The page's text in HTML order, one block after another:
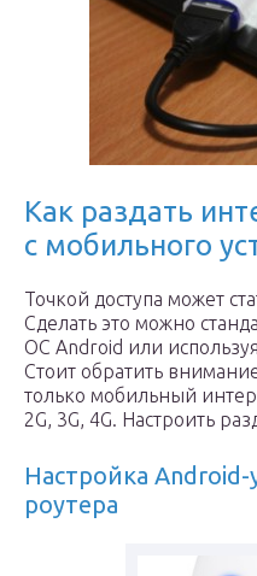
Как раздать
с мобильного
Точкой доступа может
Сделать это можно
ОС Android или
Стоит обратить
только мобильный
2G, 3G, 4G. Настроить
Настройка Android-
роутера